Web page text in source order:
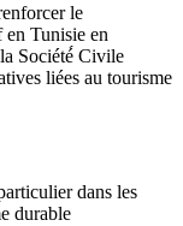
le
Tunisie en
Société́ Civile
liées au tourisme
dans les
durable